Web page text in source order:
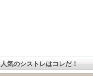
人気のシストレはコレだ！